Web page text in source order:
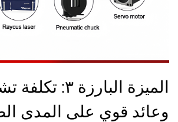
الميزة البارزة
وعائد قوي على المدى